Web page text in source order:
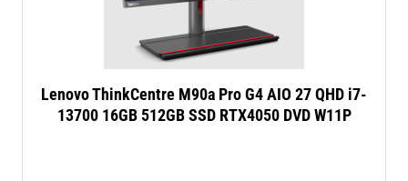
Lenovo ThinkCentre M90a Pro G4 AIO 27 QHD i7-
13700 16GB 512GB SSD RTX4050 DVD W11P